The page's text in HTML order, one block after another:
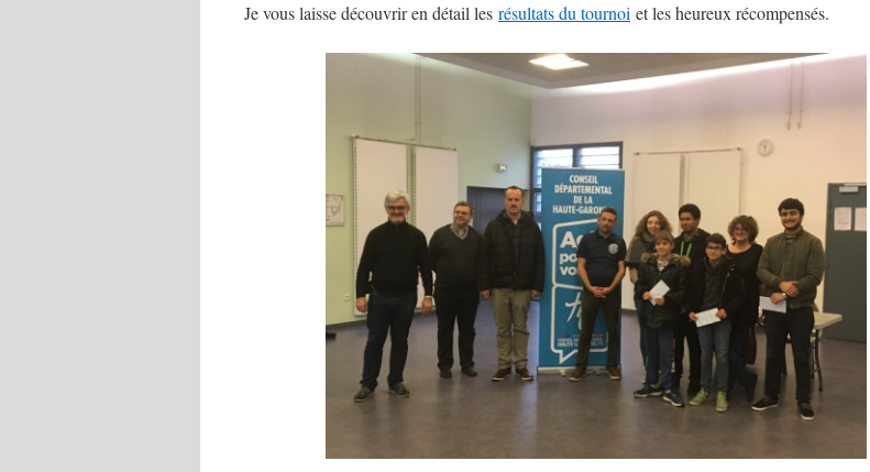
Je vous laisse découvrir en détail les résultats du tournoi et les heureux récompensés.